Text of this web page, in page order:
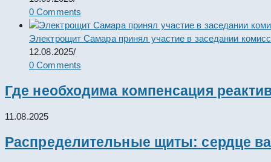
0 Comments
Электрощит Самара принял участие в заседании
12.08.2025/
0 Comments
Где необходима компенсация
11.08.2025
Распределительные щиты: сердце